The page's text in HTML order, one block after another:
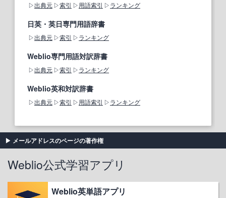
出典元 索引 用語索引 ランキング
日英・英日専門用語辞書
出典元 索引 ランキング
Weblio専門用語対訳辞書
出典元 索引 ランキング
Weblio英和対訳辞書
出典元 索引 用語索引 ランキング
メールアドレスのページの著作権
Weblio公式学習アプリ
Weblio英単語アプリ